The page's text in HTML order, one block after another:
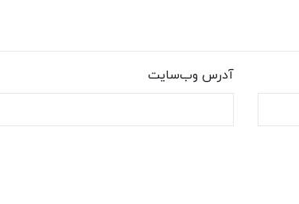
آدرس وب‌سایت